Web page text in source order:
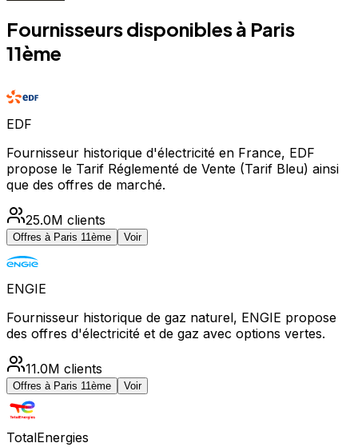
Fournisseurs disponibles à Paris
11ème
EDF
Fournisseur historique d'électricité en France, EDF
propose le Tarif Réglementé de Vente (Tarif Bleu) ainsi
que des offres de marché.
25.0M clients
Offres à Paris 11ème Voir
ENGIE
Fournisseur historique de gaz naturel, ENGIE propose
des offres d'électricité et de gaz avec options vertes.
11.0M clients
Offres à Paris 11ème Voir
TotalEnergies